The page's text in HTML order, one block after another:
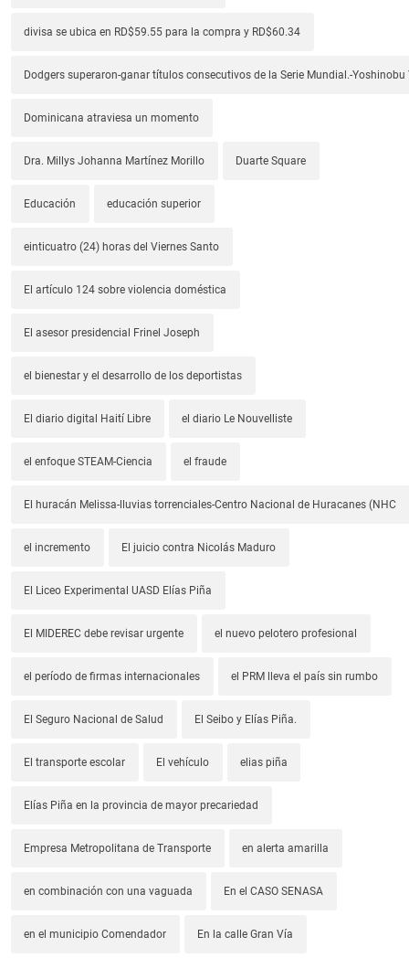
divisa se ubica en RD$59.55 para la compra y RD$60.34
Dodgers superaron-ganar títulos consecutivos de la Serie Mundial.-
Dominicana atraviesa un momento
Dra. Millys Johanna Martínez Morillo Duarte Square
Educación educación superior
einticuatro (24) horas del Viernes Santo
El artículo 124 sobre violencia doméstica
El asesor presidencial Frinel Joseph
el bienestar y el desarrollo de los deportistas
El diario digital Haití Libre el diario Le Nouvelliste
el enfoque STEAM-Ciencia el fraude
El huracán Melissa-lluvias torrenciales-Centro Nacional de Huracanes (NHC
el incremento El juicio contra Nicolás Maduro
El Liceo Experimental UASD Elías Piña
El MIDEREC debe revisar urgente el nuevo pelotero profesional
el período de firmas internacionales el PRM lleva el país sin rumbo
El Seguro Nacional de Salud El Seibo y Elías Piña.
El transporte escolar El vehículo elias piña
Elías Piña en la provincia de mayor precariedad
Empresa Metropolitana de Transporte en alerta amarilla
en combinación con una vaguada En el CASO SENASA
en el municipio Comendador En la calle Gran Vía